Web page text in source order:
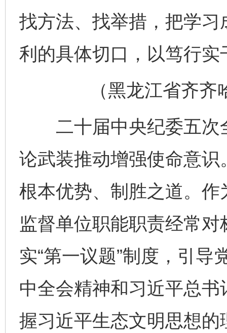
找方法、找举措，把学习
利的具体切口，以笃行
（黑龙江省齐齐哈
二十届中央纪委五次
论武装推动增强使命意
根本优势、制胜之道。
监督单位职能职责经常
实“第一议题”制度，引
中全会精神和习近平总
握习近平生态文明思想